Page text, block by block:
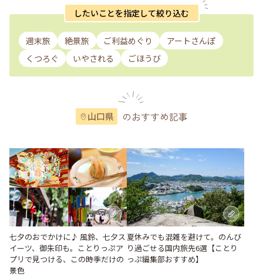
したいことを指定して絞り込む
週末旅 絶景旅 ご利益めぐり
アートさんぽ
くつろぐ
いやされる ごほうび
山口県 のおすすめ記事
七夕のおでかけに♪ 風鈴、七夕ス
イーツ、御朱印も。ことりっぷア
プリで見つける、この時季だけの
景色
夏休みでも混雑を避けて。のんび
り過ごせる国内旅先6選【ことり
っぷ編集部おすすめ】